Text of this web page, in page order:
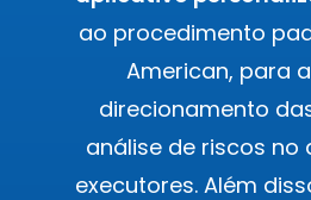
ao procedimento
American, para
direcionamento
análise de riscos no
executores. Além